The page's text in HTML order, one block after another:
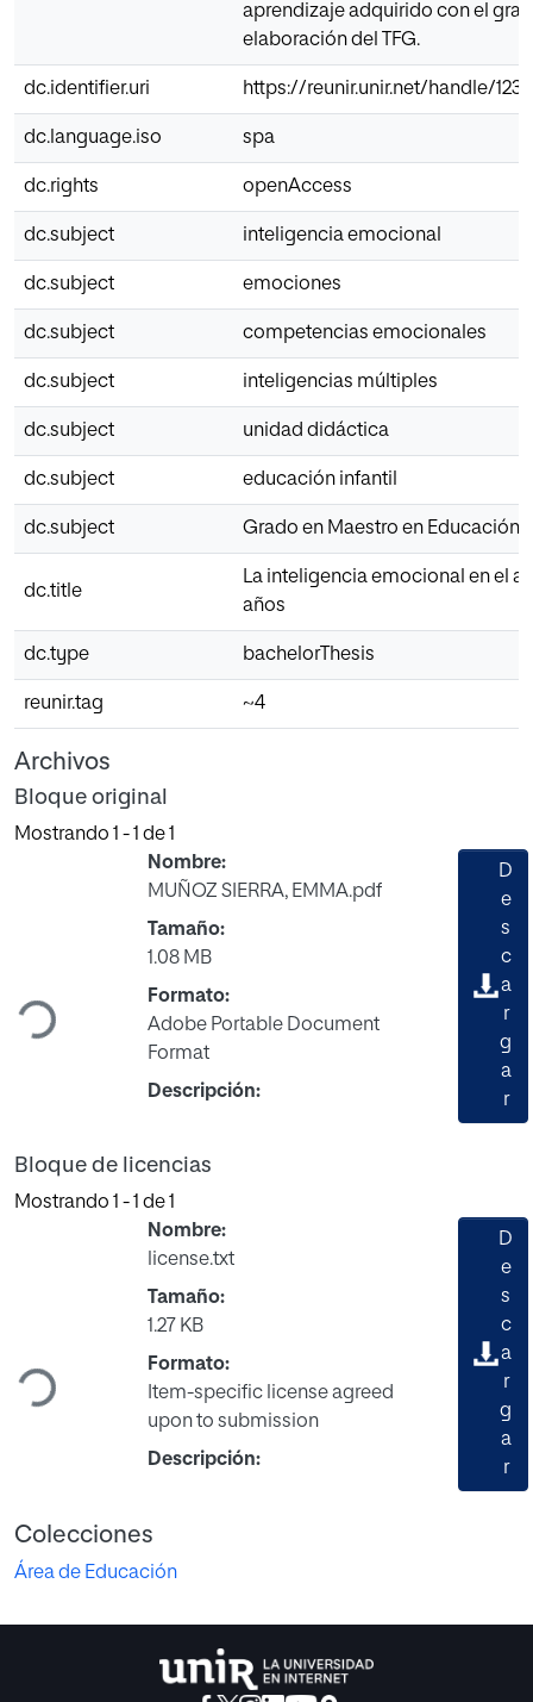
aprendizaje adquirido con el
elaboración del TFG.
dc.identifier.uri https://reunir.unir.net/handle/
dc.language.iso spa
dc.rights openAccess
dc.subject inteligencia emocional
dc.subject emociones
dc.subject competencias emocionales
dc.subject inteligencias múltiples
dc.subject unidad didáctica
dc.subject educación infantil
dc.subject Grado en Maestro en Educación
dc.title
La inteligencia emocional en el
años
dc.type bachelorThesis
reunir.tag ~4
Archivos
Bloque original
Mostrando 1 - 1 de 1
Cargando...
Nombre:
MUÑOZ SIERRA, EMMA.pdf
Tamaño:
1.08 MB
Formato:
Adobe Portable Document
Format
Descripción:
D
e
s
c
a
r
g
a
r
Bloque de licencias
Mostrando 1 - 1 de 1
Cargando...
Nombre:
license.txt
Tamaño:
1.27 KB
Formato:
Item-specific license agreed
upon to submission
Descripción:
D
e
s
c
a
r
g
a
r
Colecciones
Área de Educación